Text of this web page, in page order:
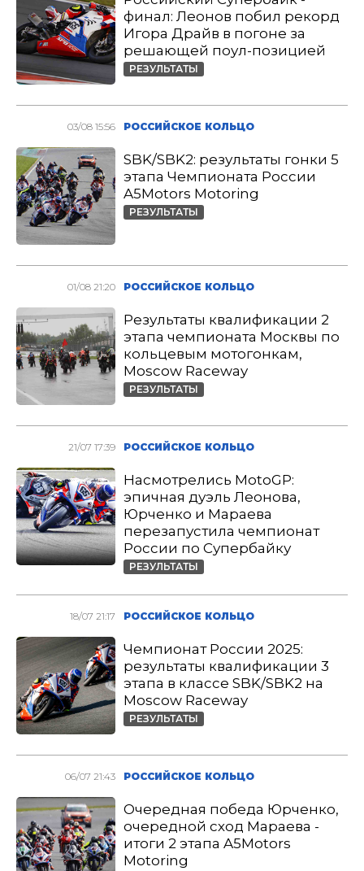
финал: Леонов побил рекорд
Игора Драйв в погоне за
решающей поул-позицией
РЕЗУЛЬТАТЫ
03/08 15:56 РОССИЙСКОЕ КОЛЬЦО
SBK/SBK2: результаты гонки 5
этапа Чемпионата России
A5Motors Motoring
РЕЗУЛЬТАТЫ
01/08 21:20 РОССИЙСКОЕ КОЛЬЦО
Результаты квалификации 2
этапа чемпионата Москвы по
кольцевым мотогонкам,
Moscow Raceway
РЕЗУЛЬТАТЫ
21/07 17:39 РОССИЙСКОЕ КОЛЬЦО
Насмотрелись MotoGP:
эпичная дуэль Леонова,
Юрченко и Мараева
перезапустила чемпионат
России по Супербайку
РЕЗУЛЬТАТЫ
18/07 21:17 РОССИЙСКОЕ КОЛЬЦО
Чемпионат России 2025:
результаты квалификации 3
этапа в классе SBK/SBK2 на
Moscow Raceway
РЕЗУЛЬТАТЫ
06/07 21:43 РОССИЙСКОЕ КОЛЬЦО
Очередная победа Юрченко,
очередной сход Мараева -
итоги 2 этапа A5Motors
Motoring